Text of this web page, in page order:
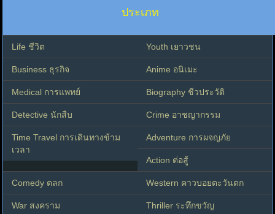
ประเภท
Life ชีวิต Youth เยาวชน
Business ธุรกิจ Anime อนิเมะ
Medical การแพทย์ Biography ชีวประวัติ
Detective นักสืบ Crime อาชญากรรม
Time Travel การเดินทางข้าม
เวลา
Adventure การผจญภัย
Action ต่อสู้
Comedy ตลก Western คาวบอยตะวันตก
War สงคราม Thriller ระทึกขวัญ